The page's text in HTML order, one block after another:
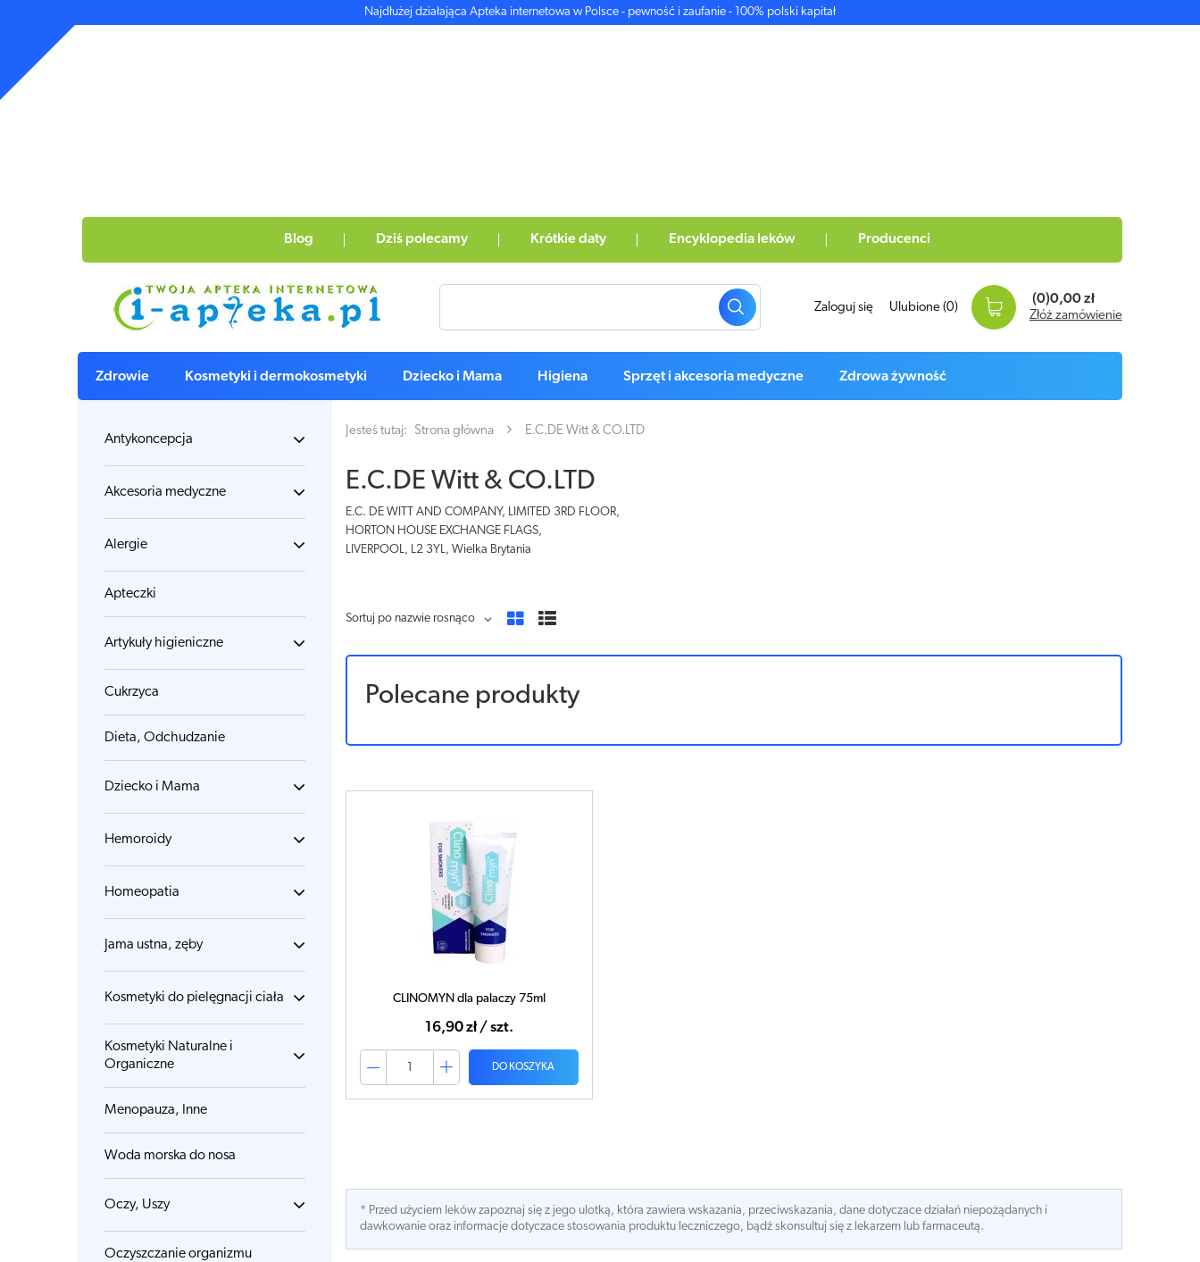
Najdłużej działająca Apteka internetowa w Polsce - pewność i zaufanie - 100% polski kapitał
Blog Dziś polecamy Krótkie daty Encyklopedia leków Producenci
Zaloguj się Ulubione (0)
(0)0,00 zł
Złóż zamówienie
Zdrowie Kosmetyki i dermokosmetyki Dziecko i Mama Higiena Sprzęt i akcesoria medyczne Zdrowa żywność
Antykoncepcja
Akcesoria medyczne
Alergie
Apteczki
Artykuły higieniczne
Cukrzyca
Dieta, Odchudzanie
Dziecko i Mama
Hemoroidy
Homeopatia
Jama ustna, zęby
Kosmetyki do pielęgnacji ciała
Kosmetyki Naturalne i
Organiczne
Menopauza, Inne
Woda morska do nosa
Oczy, Uszy
Oczyszczanie organizmu
Jesteś tutaj: Strona główna E.C.DE Witt & CO.LTD
E.C.DE Witt & CO.LTD
E.C. DE WITT AND COMPANY, LIMITED 3RD FLOOR,
HORTON HOUSE EXCHANGE FLAGS,
LIVERPOOL, L2 3YL, Wielka Brytania
Sortuj po nazwie rosnąco
Polecane produkty
CLINOMYN dla palaczy 75ml
16,90 zł / szt.
DO KOSZYKA
* Przed użyciem leków zapoznaj się z jego ulotką, która zawiera wskazania, przeciwskazania, dane dotyczace działań niepożądanych i
dawkowanie oraz informacje dotyczace stosowania produktu leczniczego, bądź skonsultuj się z lekarzem lub farmaceutą.